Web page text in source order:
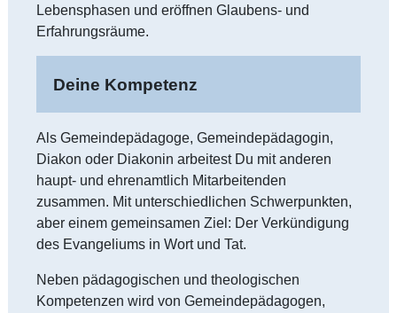
Lebensphasen und eröffnen Glaubens- und
Erfahrungsräume.
Deine Kompetenz
Als Gemeindepädagoge, Gemeindepädagogin,
Diakon oder Diakonin arbeitest Du mit anderen
haupt- und ehrenamtlich Mitarbeitenden
zusammen. Mit unterschiedlichen Schwerpunkten,
aber einem gemeinsamen Ziel: Der Verkündigung
des Evangeliums in Wort und Tat.
Neben pädagogischen und theologischen
Kompetenzen wird von Gemeindepädagogen,